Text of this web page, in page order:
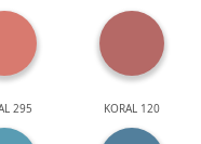
295 KORAL 120